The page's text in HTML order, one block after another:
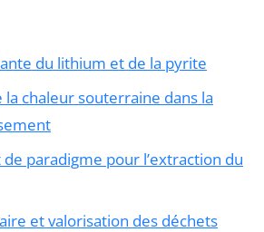
du lithium et de la pyrite
la chaleur souterraine dans la
paradigme pour l’extraction du
et valorisation des déchets